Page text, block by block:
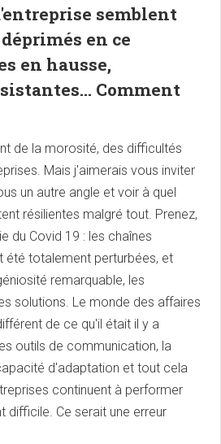
semblent
en ce
en hausse,
Comment
de la morosité, des difficultés
Mais j'aimerais vous inviter
un autre angle et voir à quel
résilientes malgré tout. Prenez,
du Covid 19 : les chaînes
été totalement perturbées, et
remarquable, les
solutions. Le monde des affaires
de ce qu'il était il y a
outils de communication, la
d'adaptation et tout cela
continuent à performer
difficile. Ce serait une erreur